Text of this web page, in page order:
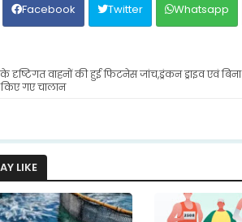
Facebook Twitter Whatsapp
दृष्टिगत वाहनों की हुई फिटनेस जांच,ड्रंकन ड्राइव एवं बिना
गए चालान
LIKE